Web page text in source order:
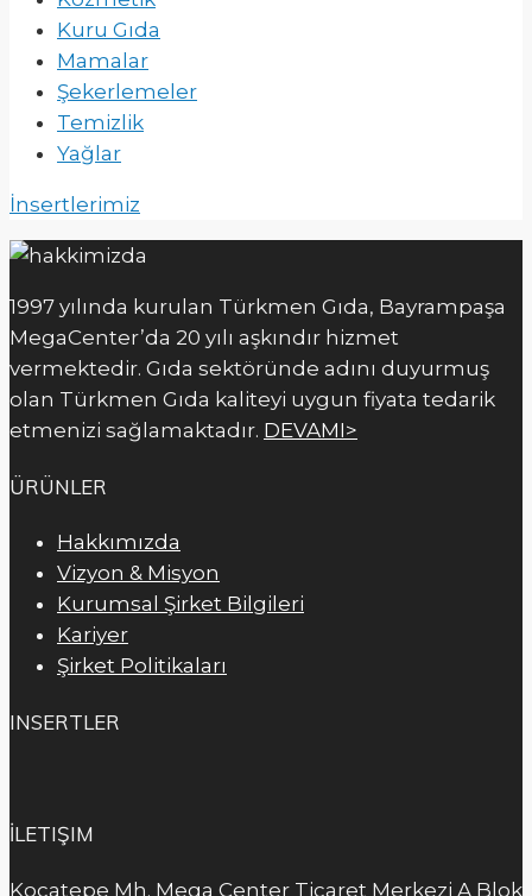
Kuru Gıda
Mamalar
Şekerlemeler
Temizlik
Yağlar
İnsertlerimiz
1997 yılında kurulan Türkmen Gıda, Bayrampaşa
MegaCenter’da 20 yılı aşkındır hizmet
vermektedir. Gıda sektöründe adını duyurmuş
olan Türkmen Gıda kaliteyi uygun fiyata tedarik
etmenizi sağlamaktadır. DEVAMI>
ÜRÜNLER
Hakkımızda
Vizyon & Misyon
Kurumsal Şirket Bilgileri
Kariyer
Şirket Politikaları
INSERTLER
İLETIŞIM
Kocatepe Mh. Mega Center Ticaret Merkezi A Blok